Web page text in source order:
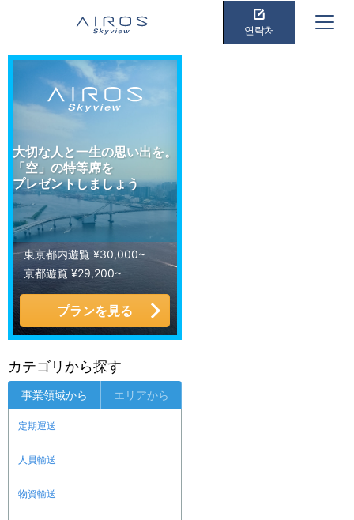
연락처
大切な人と一生の思い出を。
「空」の特等席を
プレゼントしましょう
東京都内遊覧 ¥30,000~
京都遊覧 ¥29,200~
プランを見る
カテゴリから探す
事業領域から エリアから
定期運送
人員輸送
物資輸送